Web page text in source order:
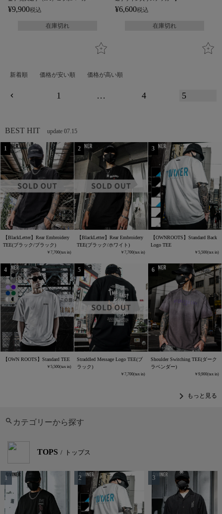
¥9,900税込
在庫切れ
¥6,600税込
在庫切れ
新着順 価格が安い順 価格が高い順
1 … 4 5
BEST HIT update 07.15
【BlackLetter】Rear Embroidery
TEE(ブラック/ブラック)
7,700
【BlackLetter】Rear Embroidery
TEE(ブラック/ホワイト)
7,700
【OWNROOTS】Standard Back
Logo TEE
5,500
【OWN ROOTS】Standard TEE
5,500
Straddled Message Logo TEE(ブ
ラック)
7,700
Shoulder Switching TEE(ダーク
ラベンダー)
9,900
chevron_right もっと見る
カテゴリーから探す
TOPS トップス